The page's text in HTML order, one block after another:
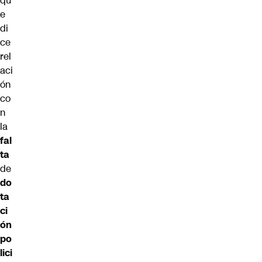
e
di
ce
rel
aci
ón
co
n
la
fal
ta
de
do
ta
ci
ón
po
lici